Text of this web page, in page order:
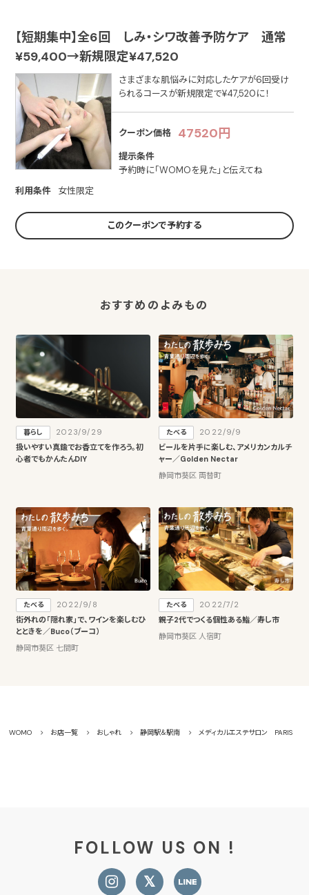
【短期集中】全6回 しみ・シワ改善予防ケア 通常
¥59,400→新規限定¥47,520
さまざまな肌悩みに対応したケアが6回受け
られるコースが新規限定で¥47,520に！
クーポン価格 47520円
提示条件
予約時に「WOMOを見た」と伝えてね
利用条件
女性限定
このクーポンで予約する
おすすめのよみもの
暮らし
2023/9/29
扱いやすい真鍮でお香立てを作ろう。初
心者でもかんたんDIY
たべる
2022/9/9
ビールを片手に楽しむ、アメリカンカルチ
ャー／Golden Nectar
静岡市葵区 両替町
たべる
2022/9/8
街外れの「隠れ家」で、ワインを楽しむひ
とときを／Buco（ブーコ）
静岡市葵区 七間町
たべる
2022/7/2
親子2代でつくる個性ある鮨／寿し市
静岡市葵区 人宿町
WOMO お店一覧 おしゃれ 静岡駅＆駅南 メディカルエステサロン PARIS
FOLLOW US ON !